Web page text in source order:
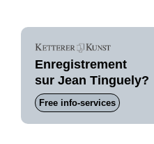
Enregistrement
sur Jean Tinguely?
Free info-services